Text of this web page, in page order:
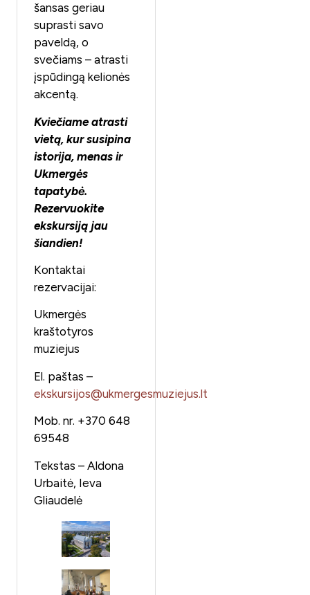
šansas geriau
suprasti savo
paveldą, o
svečiams – atrasti
įspūdingą kelionės
akcentą.
Kviečiame atrasti
vietą, kur susipina
istorija, menas ir
Ukmergės
tapatybė.
Rezervuokite
ekskursiją jau
šiandien!
Kontaktai
rezervacijai:
Ukmergės
kraštotyros
muziejus
El. paštas –
ekskursijos@ukmergesmuziejus.lt
Mob. nr. +370 648
69548
Tekstas – Aldona
Urbaitė, Ieva
Gliaudelė